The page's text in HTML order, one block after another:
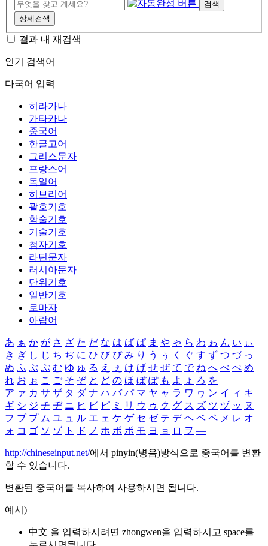
검색
상세검색
결과 내 재검색
인기 검색어
다국어 입력
히라가나
가타카나
중국어
한글고어
그리스문자
프랑스어
독일어
히브리어
괄호기호
학술기호
기술기호
첨자기호
라틴문자
러시아문자
단위기호
일반기호
로마자
아랍어
あ ぁ か が さ ざ た だ な は ば ぱ ま や ゃ ら わ ゎ ん い ぃ
き ぎ し じ ち ぢ に ひ び ぴ み り う ぅ く ぐ す ず つ づ っ
ぬ ふ ぶ ぷ む ゆ ゅ る え ぇ け げ せ ぜ て で ね へ べ ぺ め
れ お ぉ こ ご そ ぞ と ど の ほ ぼ ぽ も よ ょ ろ を
ア ァ カ サ ザ タ ダ ナ ハ バ パ マ ヤ ャ ラ ワ ヮ ン イ ィ キ
ギ シ ジ チ ヂ ニ ヒ ビ ピ ミ リ ウ ゥ ク グ ス ズ ツ ヅ ッ ヌ
フ ブ プ ム ユ ュ ル エ ェ ケ ゲ セ ゼ テ デ ヘ ベ ペ メ レ オ
ォ コ ゴ ソ ゾ ト ド ノ ホ ボ ポ モ ヨ ョ ロ ヲ ―
http://chineseinput.net/에서 pinyin(병음)방식으로 중국어를 변환
할 수 있습니다.
변환된 중국어를 복사하여 사용하시면 됩니다.
예시)
中文 을 입력하시려면 zhongwen을 입력하시고 space를